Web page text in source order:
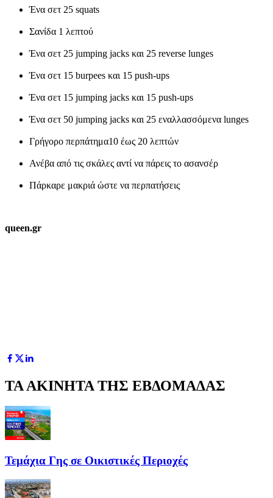
Ένα σετ 25 squats
Σανίδα 1 λεπτού
Ένα σετ 25 jumping jacks και 25 reverse lunges
Ένα σετ 15 burpees και 15 push-ups
Ένα σετ 15 jumping jacks και 15 push-ups
Ένα σετ 50 jumping jacks και 25 εναλλασσόμενα lunges
Γρήγορο περπάτημα10 έως 20 λεπτών
Ανέβα από τις σκάλες αντί να πάρεις το ασανσέρ
Πάρκαρε μακριά ώστε να περπατήσεις
queen.gr
ΤΑ ΑΚΙΝΗΤΑ ΤΗΣ ΕΒΔΟΜΑΔΑΣ
Τεμάχια Γης σε Οικιστικές Περιοχές